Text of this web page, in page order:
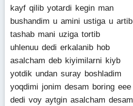
kayf qilib yotardi kegin man
bushandim u amini ustiga u artib
tashab mani uziga tortib
uhlenuu dedi erkalanib hob
asalcham deb kiyimilarni kiyb
yotdik undan suray boshladim
yoqdimi jonim desam boring eee
dedi voy aytgin asalcham desam